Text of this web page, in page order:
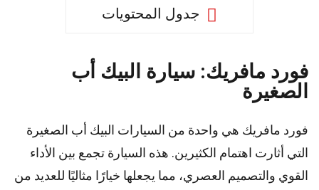
جدول المحتويات
فورد مافريك: سيارة البيك أب
الصغيرة
فورد مافريك هي واحدة من السيارات البيك أب الصغيرة
التي أثارت اهتمام الكثيرين. هذه السيارة تجمع بين الأداء
القوي والتصميم العصري، مما يجعلها خيارًا مثاليًا للعديد من